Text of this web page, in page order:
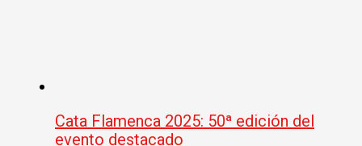
Cata Flamenca 2025: 50ª edición del
evento destacado